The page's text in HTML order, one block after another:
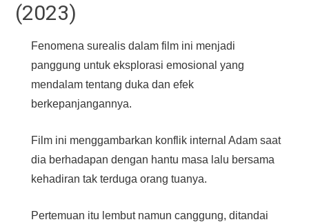
(2023)
Fenomena surealis dalam film ini menjadi
panggung untuk eksplorasi emosional yang
mendalam tentang duka dan efek
berkepanjangannya.
Film ini menggambarkan konflik internal Adam saat
dia berhadapan dengan hantu masa lalu bersama
kehadiran tak terduga orang tuanya.
Pertemuan itu lembut namun canggung, ditandai